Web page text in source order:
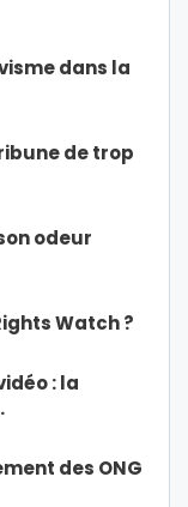
dans la
de trop
odeur
Watch ?
: la
des ONG